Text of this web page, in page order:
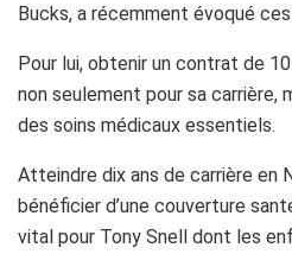
Bucks, a récemment évoqué
Pour lui, obtenir un contrat de
non seulement pour sa carrière,
des soins médicaux essentiels.
Atteindre dix ans de carrière en
bénéficier d’une couverture
vital pour Tony Snell dont les